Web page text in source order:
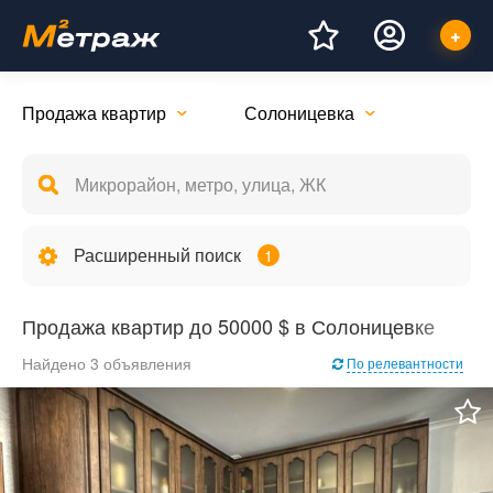
Продажа квартир Солоницевка
Расширенный поиск 1
Продажа квартир до 50000 $ в Солоницевке
Найдено 3 объявления По релевантности